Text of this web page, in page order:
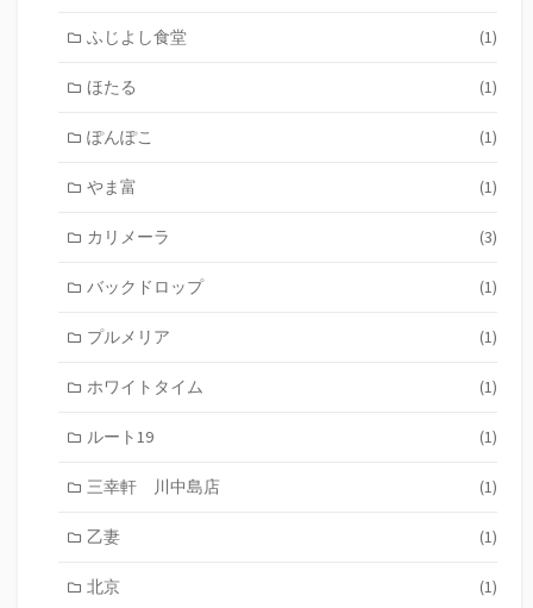
ふじよし食堂 (1)
ほたる (1)
ぽんぽこ (1)
やま富 (1)
カリメーラ (3)
バックドロップ (1)
プルメリア (1)
ホワイトタイム (1)
ルート19 (1)
三幸軒 川中島店 (1)
乙妻 (1)
北京 (1)